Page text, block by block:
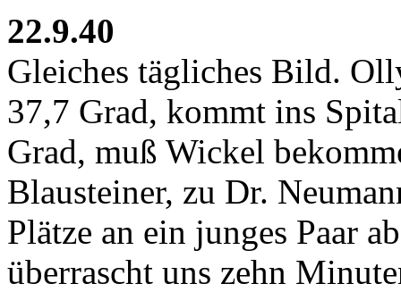
22.9.40
Gleiches tägliches Bild.
37,7 Grad, kommt ins
Grad, muß Wickel
Blausteiner, zu Dr.
Plätze an ein junges Paar
überrascht uns zehn